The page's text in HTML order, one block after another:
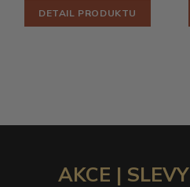
DETAIL PRODUKTU
AKCE |